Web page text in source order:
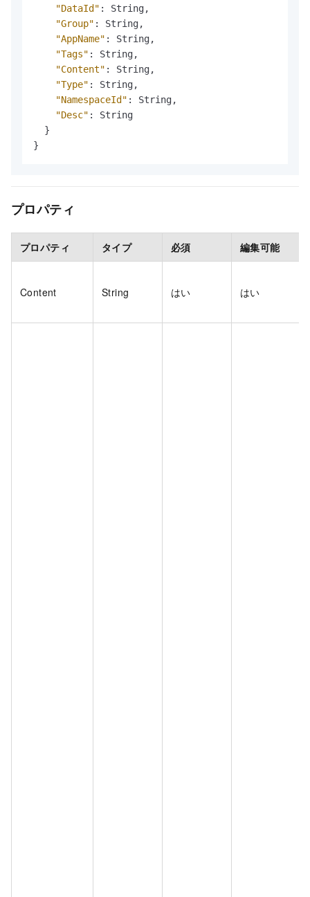
"DataId" : String,
"Group" : String,
"AppName" : String,
"Tags" : String,
"Content" : String,
"Type" : String,
"NamespaceId" : String,
"Desc" :
String
}
}
プロパティ
プロパティ タイプ 必須 編集可能
Content String はい はい